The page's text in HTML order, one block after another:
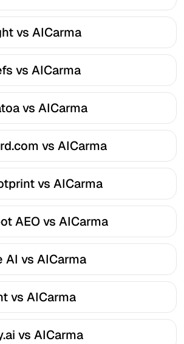
vs AICarma
vs AICarma
vs AICarma
vs AICarma
vs AICarma
AEO vs AICarma
AI vs AICarma
vs AICarma
vs AICarma